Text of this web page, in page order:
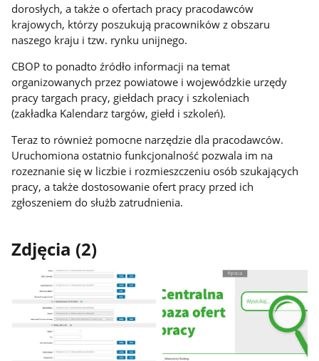
dorosłych, a także o ofertach pracy pracodawców
krajowych, którzy poszukują pracowników z obszaru
naszego kraju i tzw. rynku unijnego.
CBOP to ponadto źródło informacji na temat
organizowanych przez powiatowe i wojewódzkie urzędy
pracy targach pracy, giełdach pracy i szkoleniach
(zakładka Kalendarz targów, giełd i szkoleń).
Teraz to również pomocne narzędzie dla pracodawców.
Uruchomiona ostatnio funkcjonalność pozwala im na
rozeznanie się w liczbie i rozmieszczeniu osób szukających
pracy, a także dostosowanie ofert pracy przed ich
zgłoszeniem do służb zatrudnienia.
Zdjęcia (2)